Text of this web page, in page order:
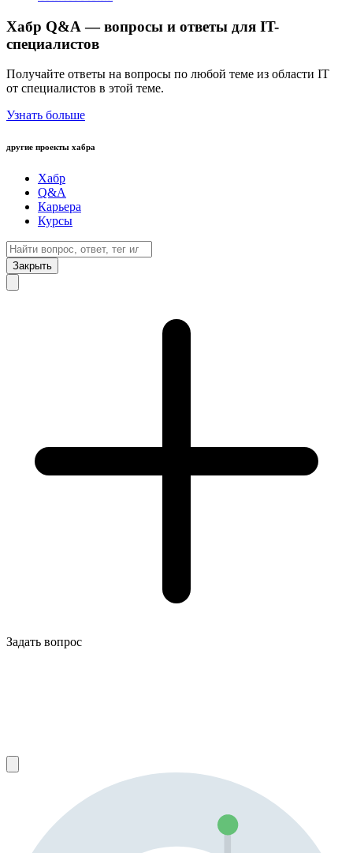
Хабр Q&A — вопросы и ответы для IT-
специалистов
Получайте ответы на вопросы по любой теме из области IT
от специалистов в этой теме.
Узнать больше
другие проекты хабра
Хабр
Q&A
Карьера
Курсы
Закрыть
Задать вопрос